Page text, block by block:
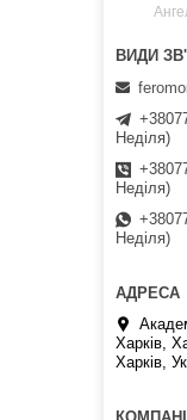
Неділя)
Неділя)
Неділя)
Харків,
Харків,